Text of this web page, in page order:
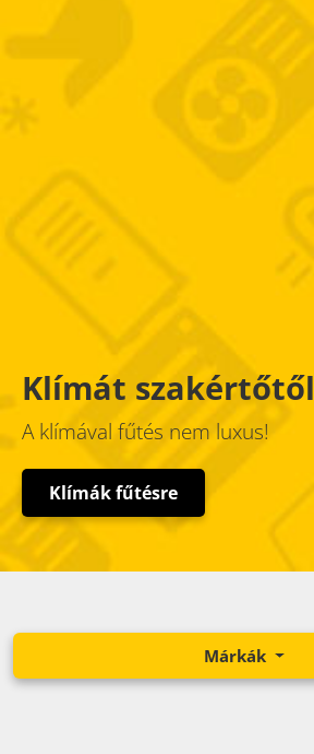
Klímát szakértőtől
A klímával fűtés nem luxus!
Klímák fűtésre
Márkák